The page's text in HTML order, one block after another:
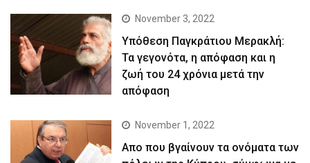
November 3, 2022
Yπόθεση Παγκράτιου Μερακλή:
Τα γεγονότα, η απόφαση και η
ζωή του 24 χρόνια μετά την
απόφαση
November 1, 2022
Απο που βγαίνουν τα ονόματα των